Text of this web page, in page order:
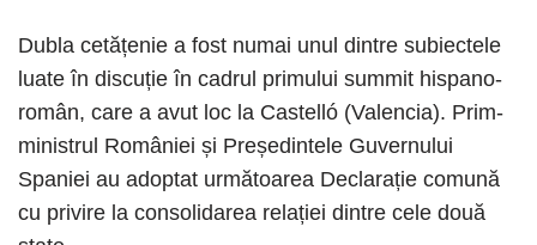
Dubla cetățenie a fost numai unul dintre subiectele
luate în discuție în cadrul primului summit hispano-
român, care a avut loc la Castelló (Valencia). Prim-
ministrul României și Președintele Guvernului
Spaniei au adoptat următoarea Declarație comună
cu privire la consolidarea relației dintre cele două